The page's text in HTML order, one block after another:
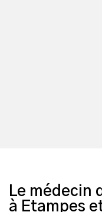
Le médecin
à Etampes